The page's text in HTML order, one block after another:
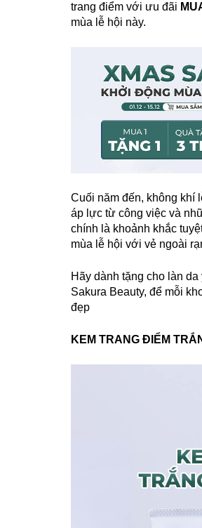
trang điểm với ưu đãi
mùa lễ hội này.
Cuối năm đến, không khí
áp lực từ công việc và
chính là khoảnh khắc
mùa lễ hội với vẻ ngoài
Hãy dành tặng cho làn
Sakura Beauty, để mỗi
đẹp
KEM TRANG ĐIỂM